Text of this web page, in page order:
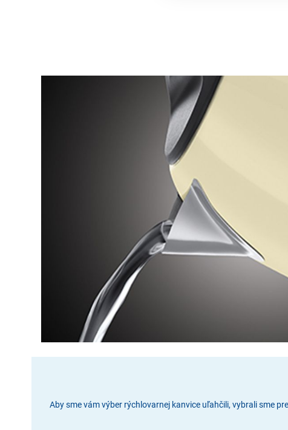
Aby sme vám výber rýchlovarnej kanvice uľahčili, vybrali sme